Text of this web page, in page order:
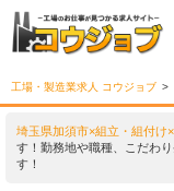
工場・製造業求人 コウジョブ
埼玉県加須市×組立・組付け
す！勤務地や職種、こだわ
す！